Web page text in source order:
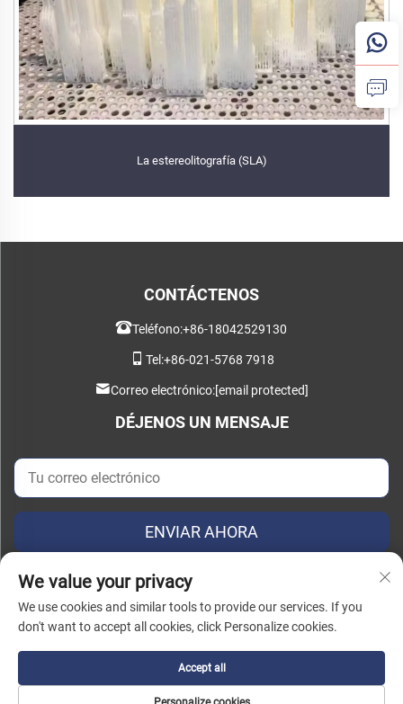
La estereolitografía (SLA)
CONTÁCTENOS
Teléfono:+86-18042529130
Tel:+86-021-5768 7918
Correo electrónico:[email protected]
DÉJENOS UN MENSAJE
ENVIAR AHORA
(Shanghai) Co., Ltd. Todos los derechos reservados. |
We value your privacy
We use cookies and similar tools to provide our services. If you
don't want to accept all cookies, click Personalize cookies.
Accept all